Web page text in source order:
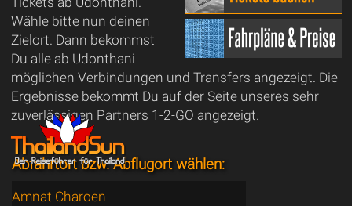
Wähle bitte nun deinen
Zielort. Dann bekommst
Du alle ab Udonthani
möglichen Verbindungen und Transfers angezeigt. Die
Ergebnisse bekommt Du auf der Seite unseres sehr
zuverlässigen Partners 1-2-GO angezeigt.
Abfahrtort bzw. Abflugort wählen:
Amnat Charoen